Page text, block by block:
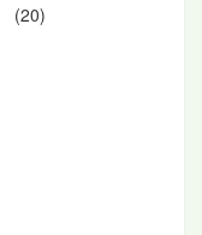
(20)